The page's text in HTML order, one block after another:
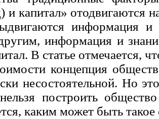
и капитал» отодвигаются
информация и
информация и
В статье отмечается,
концепция
несостоятельной. Но
построить
каким может быть